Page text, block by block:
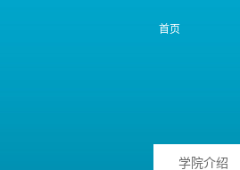
首页
学院介绍